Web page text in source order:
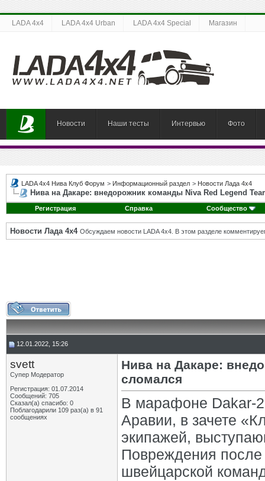
LADA 4x4 LADA 4x4 Urban LADA 4x4 Special Магазин
Новости Наши тесты Интервью Фото
LADA 4x4 Нива Клуб Форум > Информационный раздел > Новости Лада 4х4
Нива на Дакаре: внедорожник команды Niva Red Legend
Регистрация Справка Сообщество
Новости Лада 4х4 Обсуждаем новости LADA 4x4. В этом разделе
12.01.2022, 15:26
svett
Супер Модератор
Регистрация: 01.07.2014
Сообщений: 705
Сказал(а) спасибо: 0
Поблагодарили 109 раз(а) в 91
сообщениях
Нива на Дакаре:
сломался
В марафоне Dakar-
Аравии, в зачете
экипажей,
Повреждения
швейцарской